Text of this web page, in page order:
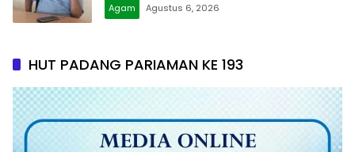
Agam Agustus 6, 2026
HUT PADANG PARIAMAN KE 193